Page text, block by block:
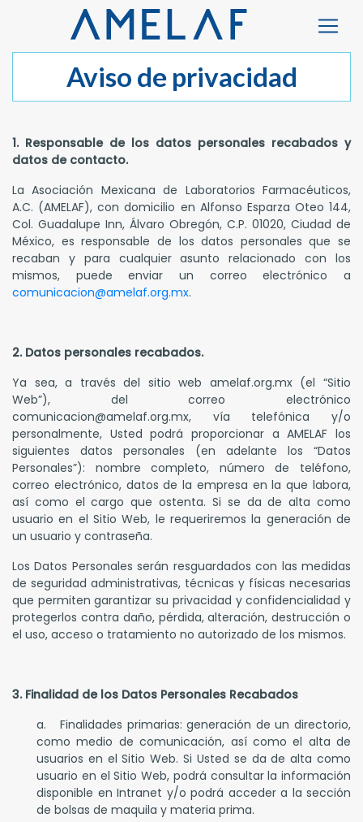
Aviso de privacidad
1. Responsable de los datos personales recabados y
datos de contacto.
La Asociación Mexicana de Laboratorios Farmacéuticos,
A.C. (AMELAF), con domicilio en Alfonso Esparza Oteo 144,
Col. Guadalupe Inn, Álvaro Obregón, C.P. 01020, Ciudad de
México, es responsable de los datos personales que se
recaban y para cualquier asunto relacionado con los
mismos, puede enviar un correo electrónico a
comunicacion@amelaf.org.mx.
2. Datos personales recabados.
Ya sea, a través del sitio web amelaf.org.mx (el “Sitio
Web”), del correo electrónico
comunicacion@amelaf.org.mx, vía telefónica y/o
personalmente, Usted podrá proporcionar a AMELAF los
siguientes datos personales (en adelante los “Datos
Personales”): nombre completo, número de teléfono,
correo electrónico, datos de la empresa en la que labora,
así como el cargo que ostenta. Si se da de alta como
usuario en el Sitio Web, le requeriremos la generación de
un usuario y contraseña.
Los Datos Personales serán resguardados con las medidas
de seguridad administrativas, técnicas y físicas necesarias
que permiten garantizar su privacidad y confidencialidad y
protegerlos contra daño, pérdida, alteración, destrucción o
el uso, acceso o tratamiento no autorizado de los mismos.
3. Finalidad de los Datos Personales Recabados
a. Finalidades primarias: generación de un directorio,
como medio de comunicación, así como el alta de
usuarios en el Sitio Web. Si Usted se da de alta como
usuario en el Sitio Web, podrá consultar la información
disponible en Intranet y/o podrá acceder a la sección
de bolsas de maquila y materia prima.